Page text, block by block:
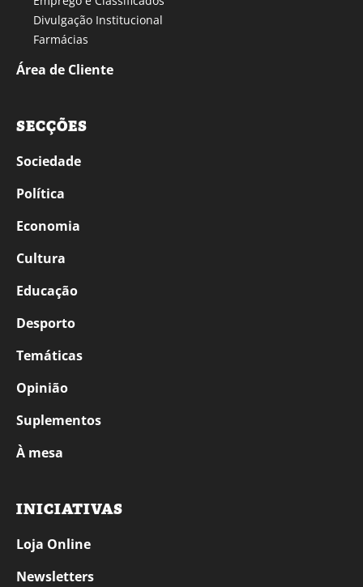
Divulgação Institucional
Farmácias
Área de Cliente
SECÇÕES
Sociedade
Política
Economia
Cultura
Educação
Desporto
Temáticas
Opinião
Suplementos
À mesa
INICIATIVAS
Loja Online
Newsletters